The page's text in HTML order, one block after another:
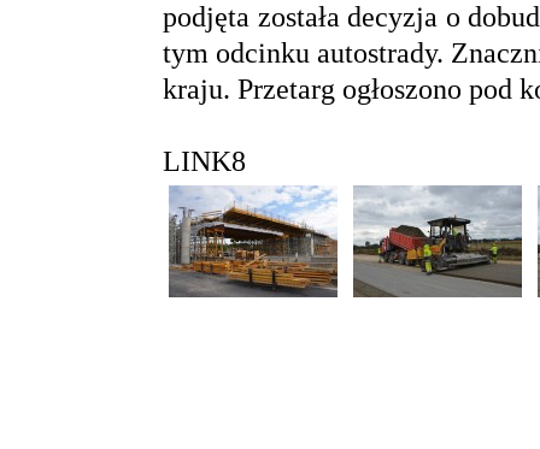
podjęta została decyzja o
tym odcinku autostrady.
kraju. Przetarg ogłoszono pod
LINK8